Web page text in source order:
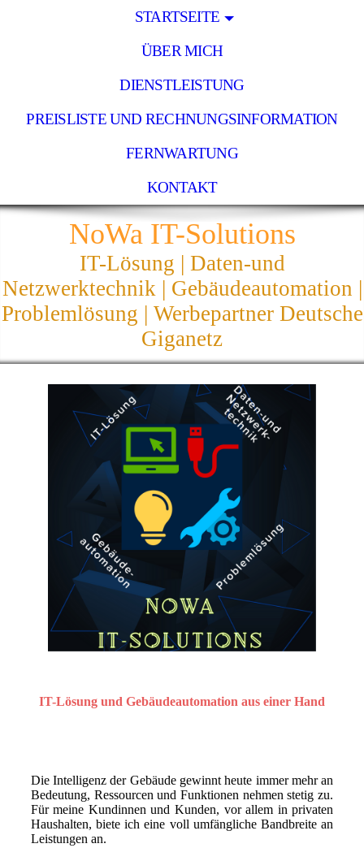
STARTSEITE
ÜBER MICH
DIENSTLEISTUNG
PREISLISTE UND RECHNUNGSINFORMATION
FERNWARTUNG
KONTAKT
NoWa IT-Solutions
IT-Lösung | Daten-und
Netzwerktechnik | Gebäudeautomation |
Problemlösung | Werbepartner Deutsche
Giganetz
IT-Lösung und Gebäudeautomation aus einer Hand
Die Intelligenz der Gebäude gewinnt heute immer mehr an
Bedeutung, Ressourcen und Funktionen nehmen stetig zu.
Für meine Kundinnen und Kunden, vor allem in privaten
Haushalten, biete ich eine voll umfängliche Bandbreite an
Leistungen an.